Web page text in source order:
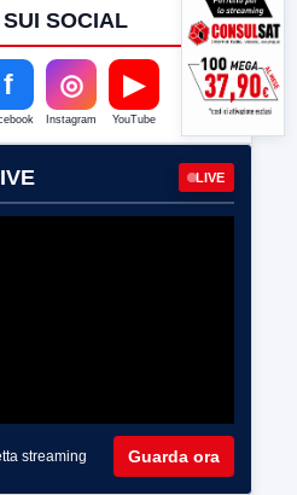
SOCIAL
f ◎
Instagram
▶
YouTube
LIVE
streaming Guarda ora